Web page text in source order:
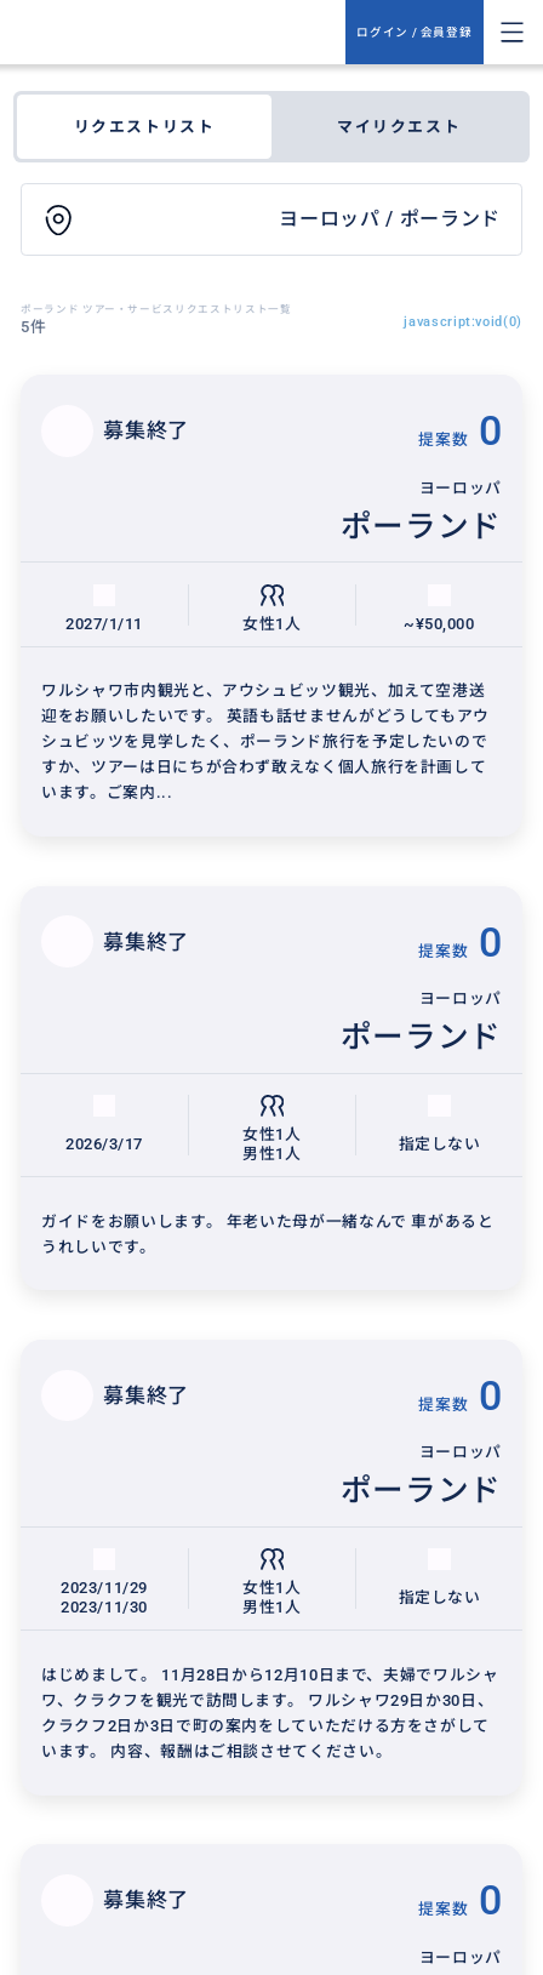
ログイン / 会員登録
リクエストリスト マイリクエスト
ヨーロッパ / ポーランド
ポーランド ツアー・サービスリクエストリスト一覧
5件 javascript:void(0)
募集終了 提案数 0
ヨーロッパ
ポーランド
2027/1/11 女性1人 ~¥50,000
ワルシャワ市内観光と、アウシュビッツ観光、加えて空港送
迎をお願いしたいです。 英語も話せませんがどうしてもアウ
シュビッツを見学したく、ポーランド旅行を予定したいので
すか、ツアーは日にちが合わず敢えなく個人旅行を計画して
います。ご案内...
募集終了 提案数 0
ヨーロッパ
ポーランド
2026/3/17
女性1人
男性1人
指定しない
ガイドをお願いします。 年老いた母が一緒なんで 車があると
うれしいです。
募集終了 提案数 0
ヨーロッパ
ポーランド
2023/11/29
2023/11/30
女性1人
男性1人
指定しない
はじめまして。 11月28日から12月10日まで、夫婦でワルシャ
ワ、クラクフを観光で訪問します。 ワルシャワ29日か30日、
クラクフ2日か3日で町の案内をしていただける方をさがして
います。 内容、報酬はご相談させてください。
募集終了 提案数 0
ヨーロッパ